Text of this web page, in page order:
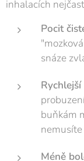
inhalacích
Pocit
snáze
buňkám
Méně